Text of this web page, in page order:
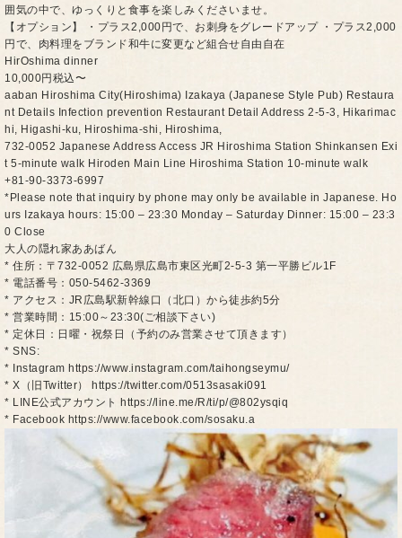
囲気の中で、ゆっくりと食事を楽しみくださいませ。
【オプション】 ・プラス2,000円で、お刺身をグレードアップ ・プラス2,000
円で、肉料理をブランド和牛に変更など組合せ自由自在
HirOshima dinner
10,000円税込〜
aaban Hiroshima City(Hiroshima) Izakaya (Japanese Style Pub) Restaura
nt Details Infection prevention Restaurant Detail Address 2-5-3, Hikarimac
hi, Higashi-ku, Hiroshima-shi, Hiroshima,
732-0052 Japanese Address Access JR Hiroshima Station Shinkansen Exi
t 5-minute walk Hiroden Main Line Hiroshima Station 10-minute walk
+81-90-3373-6997
*Please note that inquiry by phone may only be available in Japanese. Ho
urs Izakaya hours: 15:00 – 23:30 Monday – Saturday Dinner: 15:00 – 23:3
0 Close
大人の隠れ家ああばん
* 住所：〒732-0052 広島県広島市東区光町2-5-3 第一平勝ビル1F
* 電話番号：050-5462-3369
* アクセス：JR広島駅新幹線口（北口）から徒歩約5分
* 営業時間：15:00～23:30(ご相談下さい)
* 定休日：日曜・祝祭日（予約のみ営業させて頂きます）
* SNS:
* Instagram https://www.instagram.com/taihongseymu/
* X（旧Twitter） https://twitter.com/0513sasaki091
* LINE公式アカウント https://line.me/R/ti/p/@802ysqiq
* Facebook https://www.facebook.com/sosaku.a